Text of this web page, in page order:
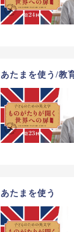
あたまを使う/教
あたまを使う